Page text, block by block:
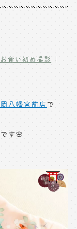
影
すが
さい
食い初め撮影
八幡宮前店 で
す🌸